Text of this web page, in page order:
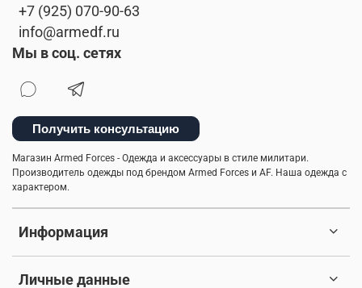
Информация
Личные данные
+7 (925) 070-90-63
info@armedf.ru
Мы в соц. сетях
Получить консультацию
Магазин Armed Forces - Одежда и аксессуары в стиле милитари.
Производитель одежды под брендом Armed Forces и AF. Наша одежда с
характером.